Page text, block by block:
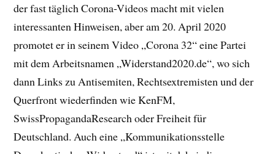
der fast täglich Corona-Videos macht mit vielen
interessanten Hinweisen, aber am 20. April 2020
promotet er in seinem Video „Corona 32“ eine Partei
mit dem Arbeitsnamen „Widerstand2020.de“, wo sich
dann Links zu Antisemiten, Rechtsextremisten und der
Querfront wiederfinden wie KenFM,
SwissPropagandaResearch oder Freiheit für
Deutschland. Auch eine „Kommunikationsstelle